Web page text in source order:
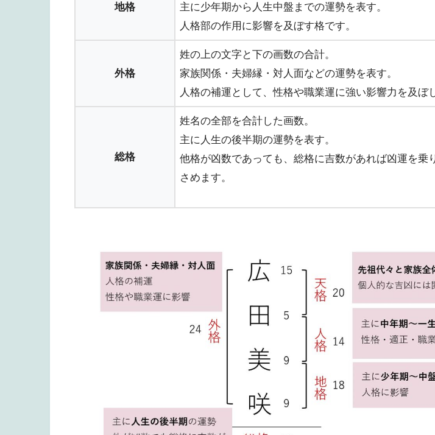
地格
主に少年期から人生中盤までの運勢を表す。
人格部の作用に影響を及ぼす格です。
外格
姓の上の文字と下の画数の合計。
家族関係・夫婦縁・対人面などの運勢を表す。
人格の補運として、性格や職業運に強い影響力を及ぼ
総格
姓名の全部を合計した画数。
主に人生の後半期の運勢を表す。
他格が凶数であっても、総格に吉数があれば凶運を乗
さめます。